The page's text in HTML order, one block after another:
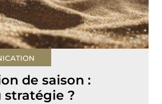
de saison :
stratégie ?